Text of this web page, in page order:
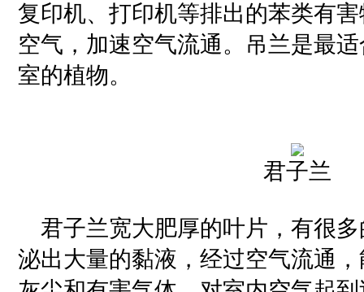
复印机、打印机等排出的苯类有
空气，加速空气流通。吊兰是最
室的植物。
君子兰
君子兰宽大肥厚的叶片，有很
泌出大量的黏液，经过空气流通